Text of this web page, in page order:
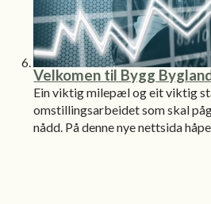
Velkomen til Bygg
Ein viktig milepæl og eit viktig
omstillingsarbeidet som skal
nådd. På denne nye nettsida